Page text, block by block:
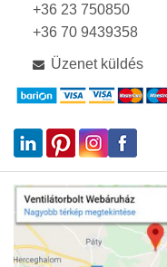
+36 23 750850
+36 70 9439358
Üzenet küldés